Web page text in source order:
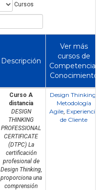
Cursos
Descripción
Ver más
cursos de
Competencia/
Conocimiento
Curso A
distancia
DESIGN
THINKING
PROFESSIONAL
CERTIFICATE
(DTPC) La
certificación
profesional de
Design Thinking,
proporciona una
comprensión
Design Thinking
Metodología
Agile, Experiencia
de Cliente